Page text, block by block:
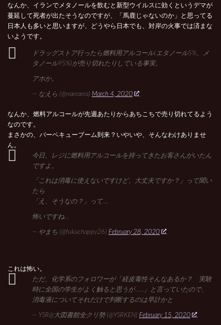
なんか、イランでメタノールを飲むと新型ウイルスに効くというデマが
蔓延して死者が出たそうなのですが、「馬鹿じゃないのか」と思ってる
日本人も多いと思いますが、どうやら日本でも、対岸の火事では済まな
いようです。
ドラッグストア行ったら燃料用アルコール(エタノール5%、メ
タノール95%)が売り切れたりしている事実。
アホか。
— なえら (@naeraera) March 4, 2020
なんか、燃料アルコールが先週あたりからあちこちで売り切れてるよう
なのです。
まさかの、バーベキューブーム到来？いやいや、そんなわけありませ
ん。
今日、レジに燃料用アルコールを持ってきたお客さんがいたん
ですよ。
「これは消毒に使えないですけど、大丈夫ですか？」って聞い
たら
「え、そうなの？」って….
怖いですね…
— やまち (@fukuchappy26) February 28, 2020
これは怖い。
ただ、化学系のフォロワーが「経皮毒性そんなあるか？ 実験
時に全国の学生がよく触ると思うが……」と言っていたので、
消毒液についてそれだけで判断するのは早計かと
— YSR@大​図​書​館​全​ク​リ​勢 (@YSRKEN) February 15, 2020